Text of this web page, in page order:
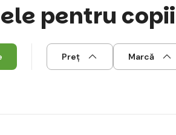
pentru copii
Preț Marcă